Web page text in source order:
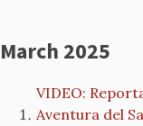
March 2025
VIDEO:
Aventura del